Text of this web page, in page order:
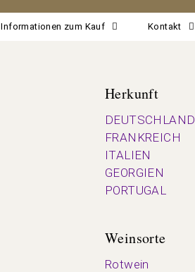
Informationen zum Kauf Kontakt
Herkunft
DEUTSCHLAND
FRANKREICH
ITALIEN
GEORGIEN
PORTUGAL
Weinsorte
Rotwein